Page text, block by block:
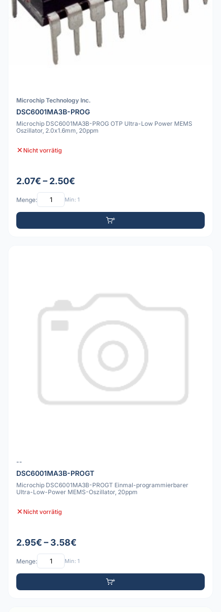
Microchip Technology Inc.
DSC6001MA3B-PROG
Microchip DSC6001MA3B-PROG OTP Ultra-Low Power MEMS
Oszillator, 2.0x1.6mm, 20ppm
Nicht vorrätig
2.07€ – 2.50€
Menge: Min: 1
--
DSC6001MA3B-PROGT
Microchip DSC6001MA3B-PROGT Einmal-programmierbarer
Ultra-Low-Power MEMS-Oszillator, 20ppm
Nicht vorrätig
2.95€ – 3.58€
Menge: Min: 1